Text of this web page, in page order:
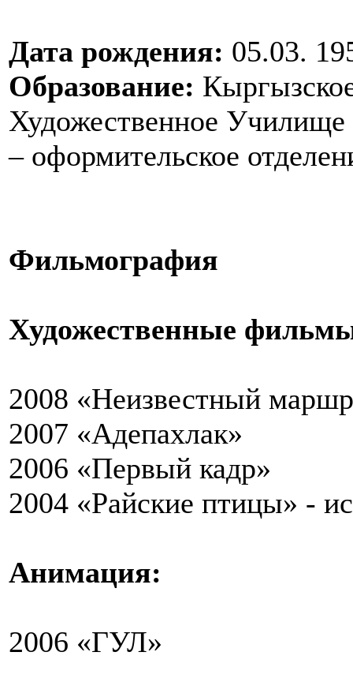
Дата рождения: 05.03.
Образование:
Художественное
– оформительское
Фильмография
Художественные
2008 «Неизвестный
2007 «Адепахлак»
2006 «Первый кадр»
2004 «Райские птицы» -
Анимация:
2006 «ГУЛ»